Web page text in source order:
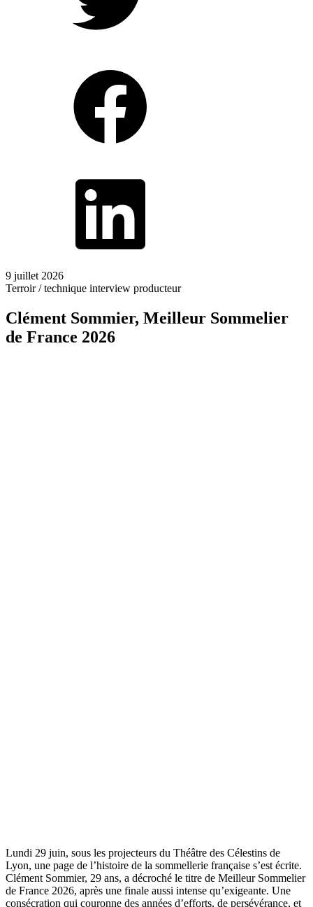
9 juillet 2026
Terroir / technique interview producteur
Clément Sommier, Meilleur Sommelier
de France 2026
Lundi 29 juin, sous les projecteurs du Théâtre des Célestins de
Lyon, une page de l’histoire de la sommellerie française s’est écrite.
Clément Sommier, 29 ans, a décroché le titre de Meilleur Sommelier
de France 2026, après une finale aussi intense qu’exigeante. Une
consécration qui couronne des années d’efforts, de persévérance, et